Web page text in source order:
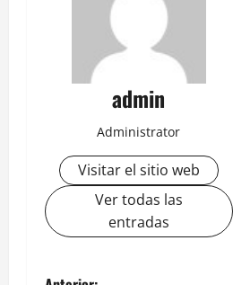
admin
Administrator
Visitar el sitio web
Ver todas las
entradas